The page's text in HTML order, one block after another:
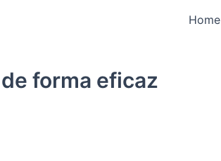
Home
forma eficaz